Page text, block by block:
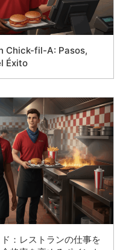
Chick-fil-A: Pasos,
Éxito
：レストランの仕事を